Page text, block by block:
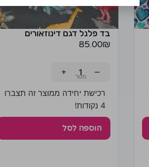
בד פלנל דגם דינוזאורים
85.00₪
−
+
רכישת יחידה ממוצר זה תצברו
4 נקודות!
הוספה לסל